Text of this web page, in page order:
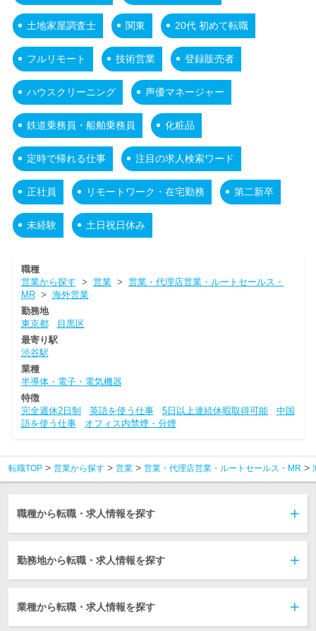
土地家屋調査士 関東 20代 初めて転職
フルリモート 技術営業 登録販売者
ハウスクリーニング 声優マネージャー
鉄道乗務員・船舶乗務員 化粧品
定時で帰れる仕事 注目の求人検索ワード
正社員 リモートワーク・在宅勤務 第二新卒
未経験 土日祝日休み
職種
営業から探す > 営業> 営業・代理店営業・ルートセールス・
MR> 海外営業
勤務地
東京都
目黒区
最寄り駅
渋谷駅
業種
半導体・電子・電気機器
特徴
完全週休2日制
英語を使う仕事 5日以上連続休暇取得可能
中国
語を使う仕事
オフィス内禁煙・分煙
転職TOP 営業から探す 営業 営業・代理店営業・ルートセールス・MR
職種から転職・求人情報を探す
勤務地から転職・求人情報を探す
業種から転職・求人情報を探す